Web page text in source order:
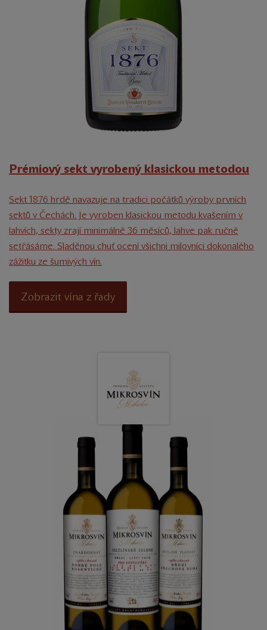
Prémiový sekt vyrobený klasickou metodou
Sekt 1876 hrdě navazuje na tradici počátků výroby prvních
sektů v Čechách. Je vyroben klasickou metodu kvašením v
lahvích, sekty zrají minimálně 36 měsíců, lahve pak ručně
setřásáme. Sladěnou chuť ocení všichni milovníci dokonalého
zážitku ze šumivých vín.
Zobrazit vína z řady